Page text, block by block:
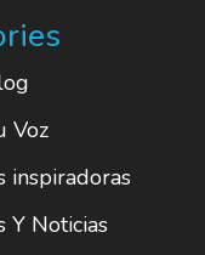
Voz
inspiradoras
Y Noticias